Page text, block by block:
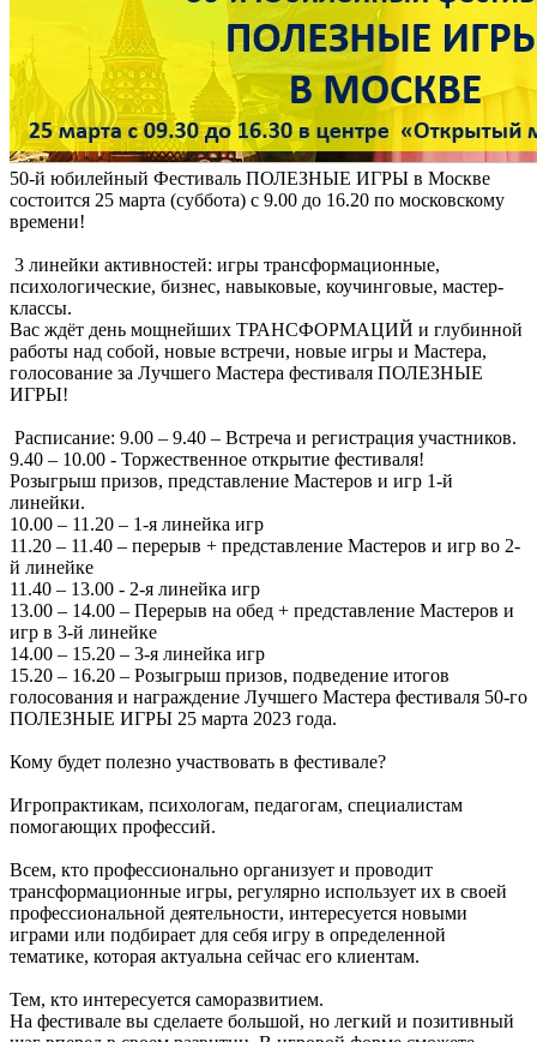
50-й юбилейный Фестиваль ПОЛЕЗНЫЕ ИГРЫ в Москве
состоится 25 марта (суббота) с 9.00 до 16.20 по московскому
времени!
3 линейки активностей: игры трансформационные,
психологические, бизнес, навыковые, коучинговые, мастер-
классы.
Вас ждёт день мощнейших ТРАНСФОРМАЦИЙ и глубинной
работы над собой, новые встречи, новые игры и Мастера,
голосование за Лучшего Мастера фестиваля ПОЛЕЗНЫЕ
ИГРЫ!
Расписание: 9.00 – 9.40 – Встреча и регистрация участников.
9.40 – 10.00 - Торжественное открытие фестиваля!
Розыгрыш призов, представление Мастеров и игр 1-й
линейки.
10.00 – 11.20 – 1-я линейка игр
11.20 – 11.40 – перерыв + представление Мастеров и игр во 2-
й линейке
11.40 – 13.00 - 2-я линейка игр
13.00 – 14.00 – Перерыв на обед + представление Мастеров и
игр в 3-й линейке
14.00 – 15.20 – 3-я линейка игр
15.20 – 16.20 – Розыгрыш призов, подведение итогов
голосования и награждение Лучшего Мастера фестиваля 50-го
ПОЛЕЗНЫЕ ИГРЫ 25 марта 2023 года.
Кому будет полезно участвовать в фестивале?
Игропрактикам, психологам, педагогам, специалистам
помогающих профессий.
Всем, кто профессионально организует и проводит
трансформационные игры, регулярно использует их в своей
профессиональной деятельности, интересуется новыми
играми или подбирает для себя игру в определенной
тематике, которая актуальна сейчас его клиентам.
Тем, кто интересуется саморазвитием.
На фестивале вы сделаете большой, но легкий и позитивный